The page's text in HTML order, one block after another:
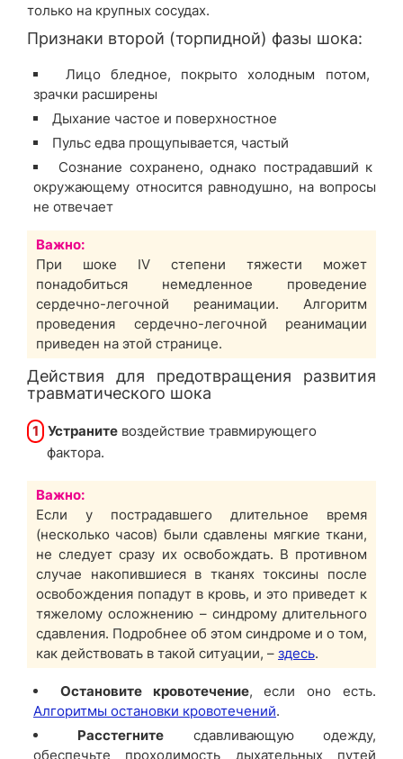
только на крупных сосудах.
Признаки второй (торпидной) фазы шока:
Лицо бледное, покрыто холодным потом,
зрачки расширены
Дыхание частое и поверхностное
Пульс едва прощупывается, частый
Сознание сохранено, однако пострадавший к
окружающему относится равнодушно, на вопросы
не отвечает
Важно:
При шоке IV степени тяжести может
понадобиться немедленное проведение
сердечно-легочной реанимации. Алгоритм
проведения сердечно-легочной реанимации
приведен на этой странице.
Действия для предотвращения развития
травматического шока
1 Устраните воздействие травмирующего
фактора.
Важно:
Если у пострадавшего длительное время
(несколько часов) были сдавлены мягкие ткани,
не следует сразу их освобождать. В противном
случае накопившиеся в тканях токсины после
освобождения попадут в кровь, и это приведет к
тяжелому осложнению – синдрому длительного
сдавления. Подробнее об этом синдроме и о том,
как действовать в такой ситуации, – здесь.
Остановите кровотечение, если оно есть.
Алгоритмы остановки кровотечений.
Расстегните сдавливающую одежду,
обеспечьте проходимость дыхательных путей